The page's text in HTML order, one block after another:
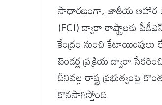
సాధారణంగా, జాతీయ ఆహార
(FCI) ద్వారా రాష్ట్రాలకు
కేంద్రం నుంచి
టెండర్ల ప్రక్రియ ద్వారా
దీనివల్ల రాష్ట్ర ప్రభుత్వంపై
కొనసాగిస్తోంది.